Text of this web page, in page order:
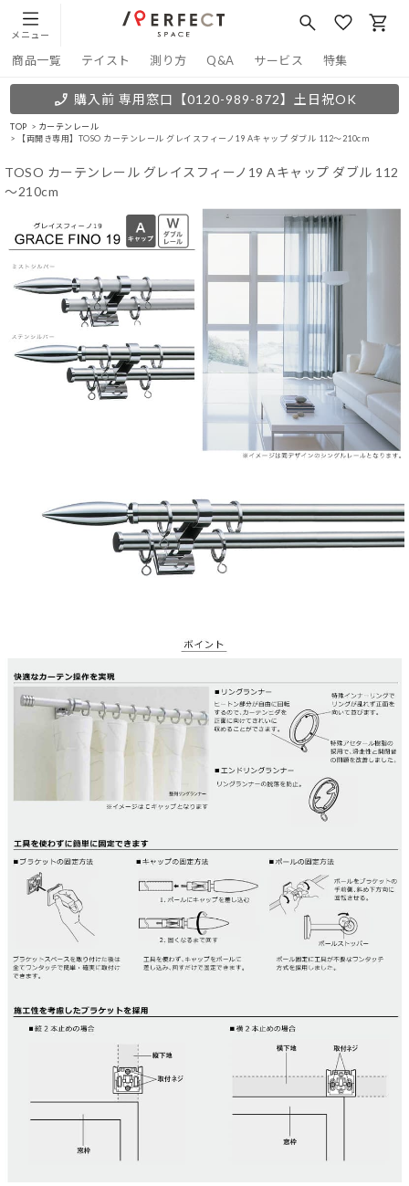
メニュー
商品一覧 テイスト 測り方 Q&A サービス 特集
購入前 専用窓口 【0120-989-872】 土日祝OK
TOP
カーテンレール
【両開き専用】TOSO カーテンレール グレイスフィーノ19 Aキャップ ダブル 112～210cm
TOSO カーテンレール グレイスフィーノ19 Aキャップ ダブル 112
～210cm